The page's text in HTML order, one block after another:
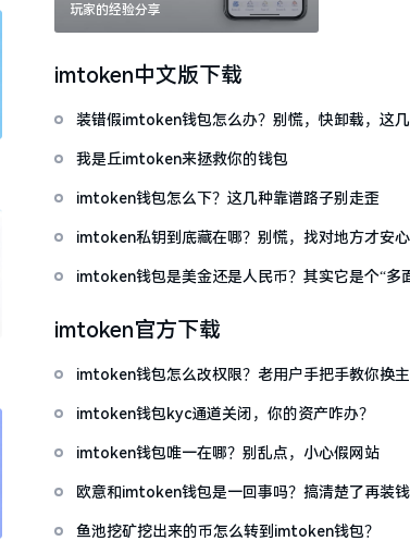
玩家的经验分享
imtoken中文版下载
装错假imtoken钱包怎么办？别慌，快卸载，这
我是丘imtoken来拯救你的钱包
imtoken钱包怎么下？这几种靠谱路子别走歪
imtoken私钥到底藏在哪？别慌，找对地方才安心
imtoken钱包是美金还是人民币？其实它是个“多
imtoken官方下载
imtoken钱包怎么改权限？老用户手把手教你换
imtoken钱包kyc通道关闭，你的资产咋办？
imtoken钱包唯一在哪？别乱点，小心假网站
欧意和imtoken钱包是一回事吗？搞清楚了再装
鱼池挖矿挖出来的币怎么转到imtoken钱包？